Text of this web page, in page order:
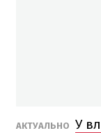
АКТУАЛЬНО У